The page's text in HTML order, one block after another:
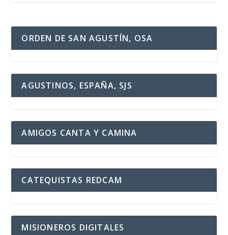
ORDEN DE SAN AGUSTÍN, OSA
AGUSTINOS, ESPAÑA, SJS
AMIGOS CANTA Y CAMINA
CATEQUISTAS REDCAM
MISIONEROS DIGITALES